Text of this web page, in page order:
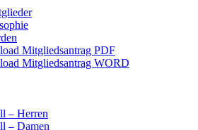
Mitgliedsantrag PDF
Mitgliedsantrag WORD
– Herren
– Damen